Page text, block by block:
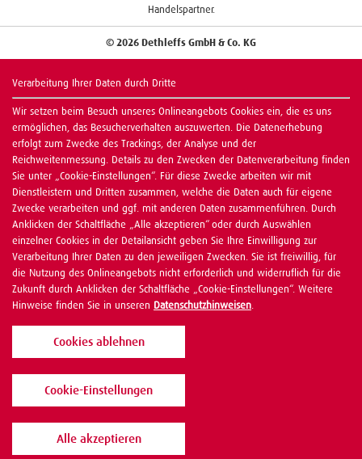
Handelspartner.
© 2026 Dethleffs GmbH & Co. KG
Verarbeitung Ihrer Daten durch Dritte
Wir setzen beim Besuch unseres Onlineangebots Cookies ein, die es uns
ermöglichen, das Besucherverhalten auszuwerten. Die Datenerhebung
erfolgt zum Zwecke des Trackings, der Analyse und der
Reichweitenmessung. Details zu den Zwecken der Datenverarbeitung finden
Sie unter „Cookie-Einstellungen“. Für diese Zwecke arbeiten wir mit
Dienstleistern und Dritten zusammen, welche die Daten auch für eigene
Zwecke verarbeiten und ggf. mit anderen Daten zusammenführen. Durch
Anklicken der Schaltfläche „Alle akzeptieren“ oder durch Auswählen
einzelner Cookies in der Detailansicht geben Sie Ihre Einwilligung zur
Verarbeitung Ihrer Daten zu den jeweiligen Zwecken. Sie ist freiwillig, für
die Nutzung des Onlineangebots nicht erforderlich und widerruflich für die
Zukunft durch Anklicken der Schaltfläche „Cookie-Einstellungen“. Weitere
Hinweise finden Sie in unseren Datenschutzhinweisen.
Cookies ablehnen
Cookie-Einstellungen
Alle akzeptieren